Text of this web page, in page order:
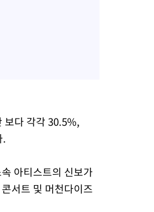
보다 각각 30.5%,
.
아티스트의 신보가
서트 및 머천다이즈